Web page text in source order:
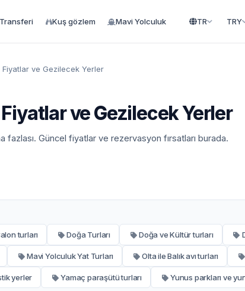
Kuş gözlem Mavi Yolculuk TR TRY
ve Gezilecek Yerler
ve Gezilecek Yerler
Güncel fiyatlar ve rezervasyon fırsatları burada.
turları Doğa Turları Doğa ve Kültür turları
Mavi Yolculuk Yat Turları Olta ile Balık avı turları
yerler Yamaç paraşütü turları Yunus parkları ve